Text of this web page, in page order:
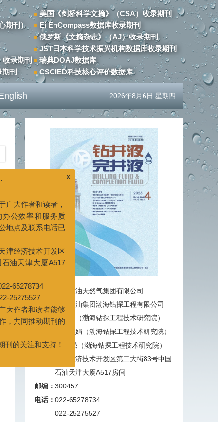
期刊）
录期刊
刊
美国《剑桥科学文摘》（CSA）收录期刊
Ei EnCompass数据库收录期刊
俄罗斯《文摘杂志》（AJ）收录期刊
JST日本科学技术振兴机构数据库收录期刊
瑞典DOAJ数据库
CSCIED科技核心评价数据库
2026年8月6日 星期四
主管：
中国石油天然气集团有限公司
主办：
中国石油集团渤海钻探工程有限公司
主编：陈世春（渤海钻探工程技术研究院）
汪桂娟（渤海钻探工程技术研究院）
任 强（渤海钻探工程技术研究院）
天津经济技术开发区第二大街83号中国
石油天津大厦A517房间
邮编： 300457
电话： 022-65278734
022-25275527
和读者，
和服务质
联系电话已
技术开发区
大厦A517
和读者能够
推动期刊的
和支持！